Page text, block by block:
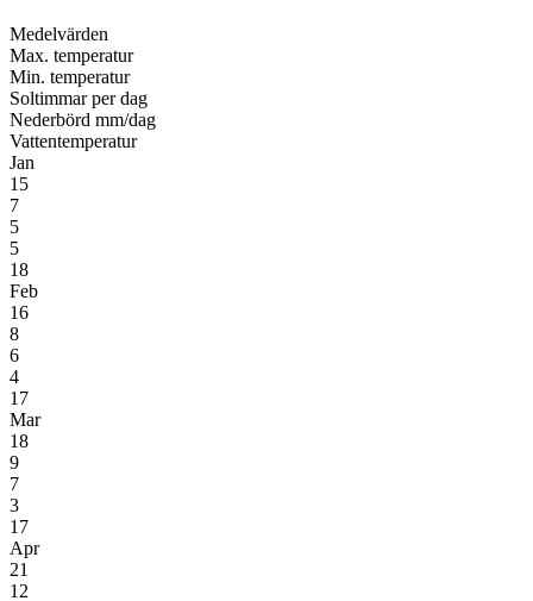
Medel­värden
Max. temperatur
Min. temperatur
Soltimmar per dag
Nederbörd mm/dag
Vatten­temperatur
Jan
15
7
5
5
18
Feb
16
8
6
4
17
Mar
18
9
7
3
17
Apr
21
12